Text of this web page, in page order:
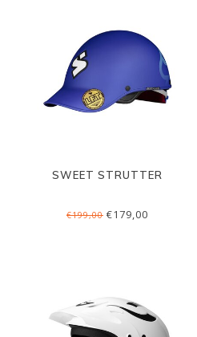
SWEET STRUTTER
€199,00 €179,00